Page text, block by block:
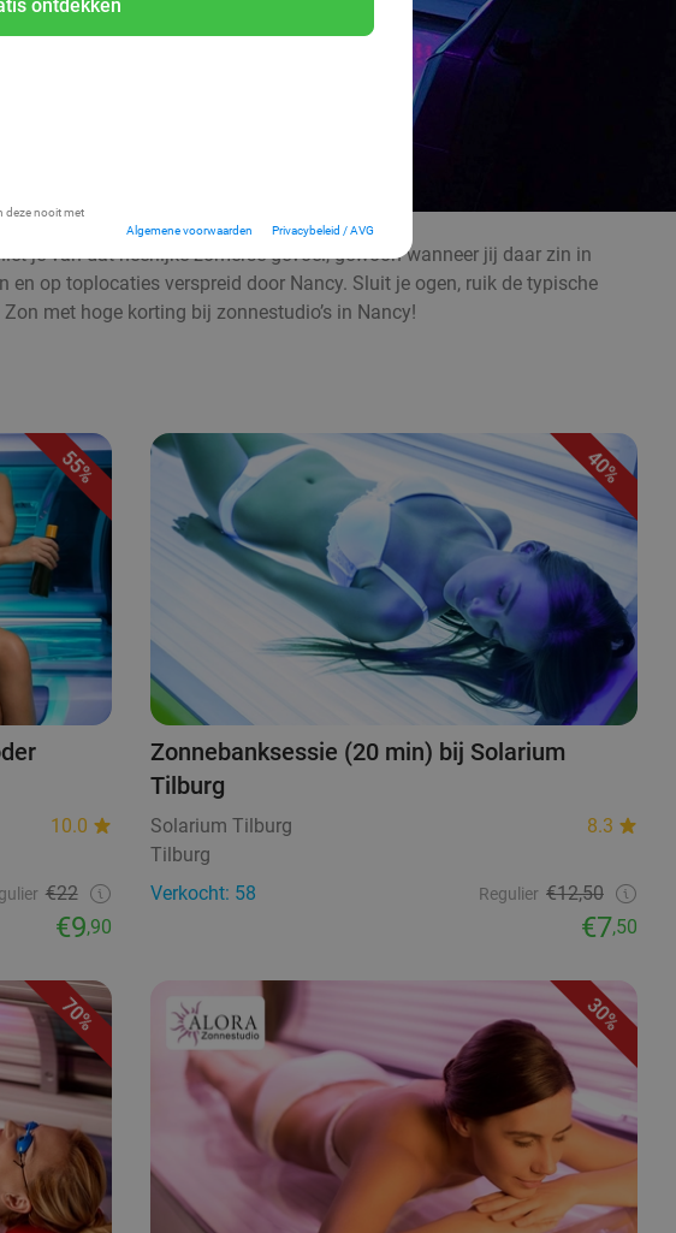
ontdekken
deze nooit met
Algemene voorwaarden Privacybeleid / AVG
je van dat heerlijke zomerse gevoel, gewoon wanneer jij daar zin in
op toplocaties verspreid door Nancy. Sluit je ogen, ruik de typische
met hoge korting bij zonnestudio’s in Nancy!
55%
10.0
€22
€9,90
40%
Zonnebanksessie (20 min) bij Solarium
Tilburg
Solarium Tilburg
8.3
Tilburg
Verkocht: 58
Regulier €12,50
€7,50
70% 30%